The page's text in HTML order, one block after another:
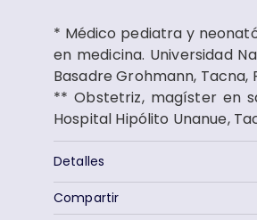
* Médico pediatra y
en medicina. Universidad
Basadre Grohmann, Tacna,
** Obstetriz, magíster en
Hospital Hipólito Unanue,
Detalles
Compartir